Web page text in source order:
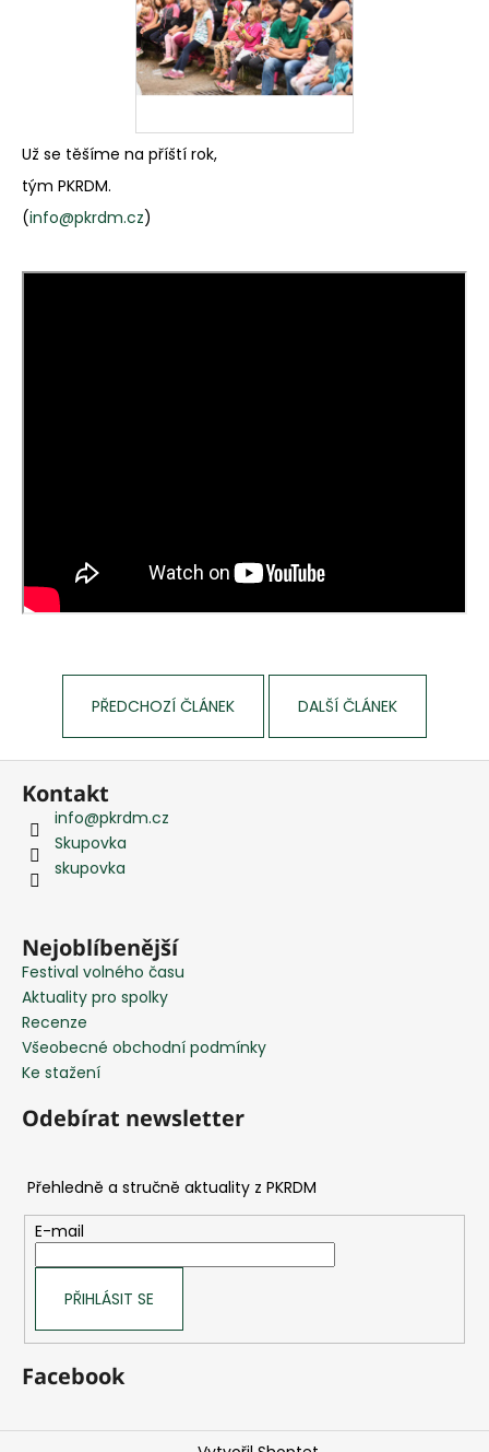
Už se těšíme na příští rok,
tým PKRDM.
(info@pkrdm.cz)
PŘEDCHOZÍ ČLÁNEK DALŠÍ ČLÁNEK
Kontakt
info@pkrdm.cz
Skupovka
skupovka
Nejoblíbenější
Festival volného času
Aktuality pro spolky
Recenze
Všeobecné obchodní podmínky
Ke stažení
Odebírat newsletter
E-mail
PŘIHLÁSIT SE
Facebook